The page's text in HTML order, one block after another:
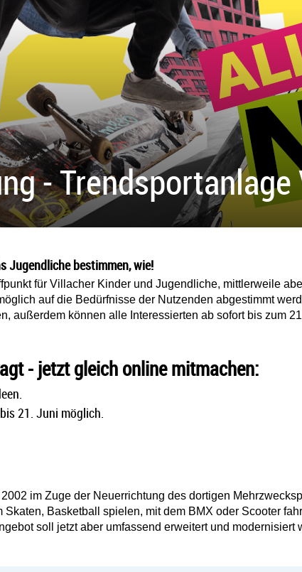
-
Jugendliche bestimmen, wie!
für Villacher Kinder und Jugendliche, mittlerweile
auf die Bedürfnisse der Nutzenden abgestimmt
außerdem können alle Interessierten ab sofort bis zum
- jetzt gleich online mitmachen:
21. Juni möglich.
im Zuge der Neuerrichtung des dortigen
Basketball spielen, mit dem BMX oder Scooter
soll jetzt aber umfassend erweitert und modernisiert